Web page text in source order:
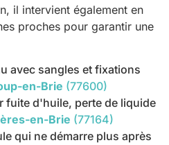
il intervient également en
proches pour garantir une
avec sangles et fixations
en-Brie (77600)
fuite d'huile, perte de liquide
en-Brie (77164)
qui ne démarre plus après